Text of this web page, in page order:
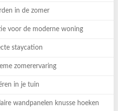
in de zomer
voor de moderne woning
staycation
zomerervaring
in je tuin
wandpanelen knusse hoeken